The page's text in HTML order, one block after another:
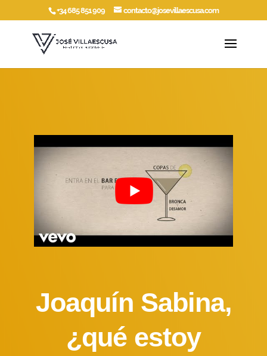
+34 685 851 909 contacto@josevillaescusa.com
Joaquín Sabina,
¿qué estoy